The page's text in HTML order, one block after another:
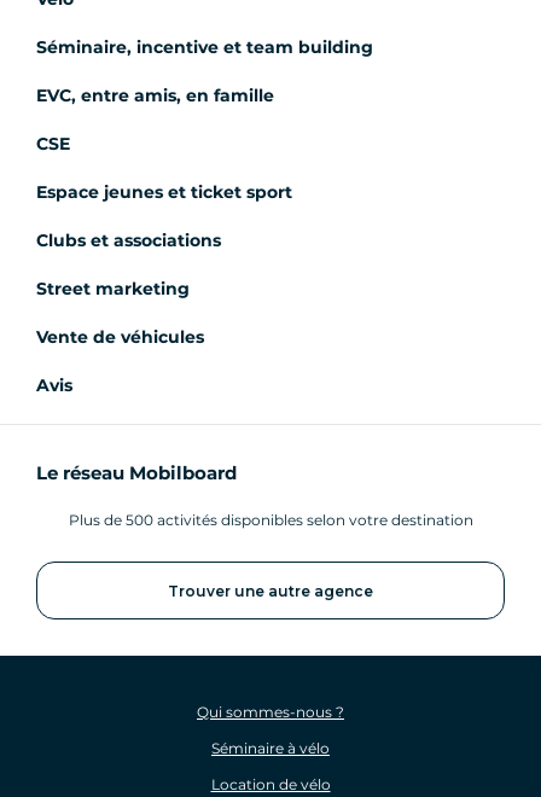
Séminaire, incentive et team building
EVC, entre amis, en famille
CSE
Espace jeunes et ticket sport
Clubs et associations
Street marketing
Vente de véhicules
Avis
Le réseau Mobilboard
Plus de 500 activités disponibles selon votre destination
Trouver une autre agence
Qui sommes-nous ?
Séminaire à vélo
Location de vélo